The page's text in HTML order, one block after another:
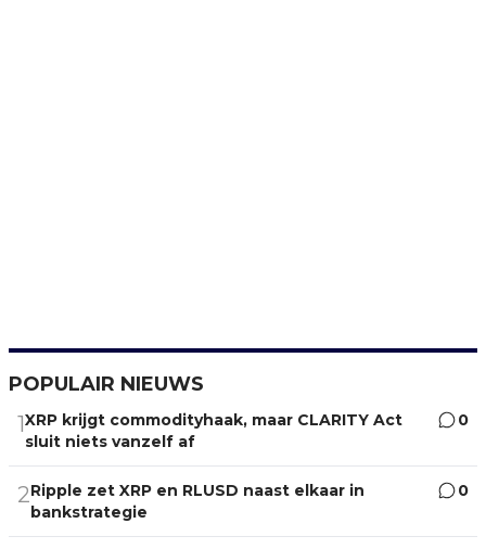
POPULAIR NIEUWS
1XRP krijgt commodityhaak, maar CLARITY Act
sluit niets vanzelf af
0
2Ripple zet XRP en RLUSD naast elkaar in
bankstrategie
0